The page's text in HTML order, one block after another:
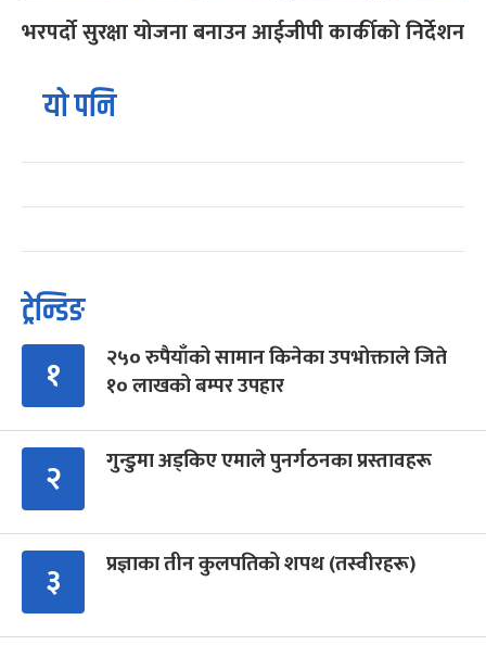
भरपर्दो सुरक्षा योजना बनाउन आईजीपी कार्कीको निर्देशन
यो पनि
ट्रेन्डिङ
१
२५० रुपैयाँको सामान किनेका उपभोक्ताले जिते
१० लाखको बम्पर उपहार
२ गुन्डुमा अड्किए एमाले पुनर्गठनका प्रस्तावहरू
३ प्रज्ञाका तीन कुलपतिको शपथ (तस्वीरहरू)